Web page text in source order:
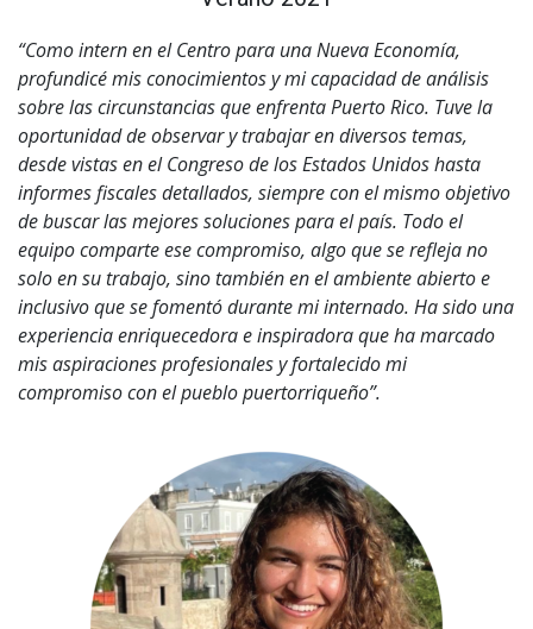
“Como intern en el Centro para una Nueva Economía,
profundicé mis conocimientos y mi capacidad de análisis
sobre las circunstancias que enfrenta Puerto Rico. Tuve la
oportunidad de observar y trabajar en diversos temas,
desde vistas en el Congreso de los Estados Unidos hasta
informes fiscales detallados, siempre con el mismo objetivo
de buscar las mejores soluciones para el país. Todo el
equipo comparte ese compromiso, algo que se refleja no
solo en su trabajo, sino también en el ambiente abierto e
inclusivo que se fomentó durante mi internado. Ha sido una
experiencia enriquecedora e inspiradora que ha marcado
mis aspiraciones profesionales y fortalecido mi
compromiso con el pueblo puertorriqueño”.